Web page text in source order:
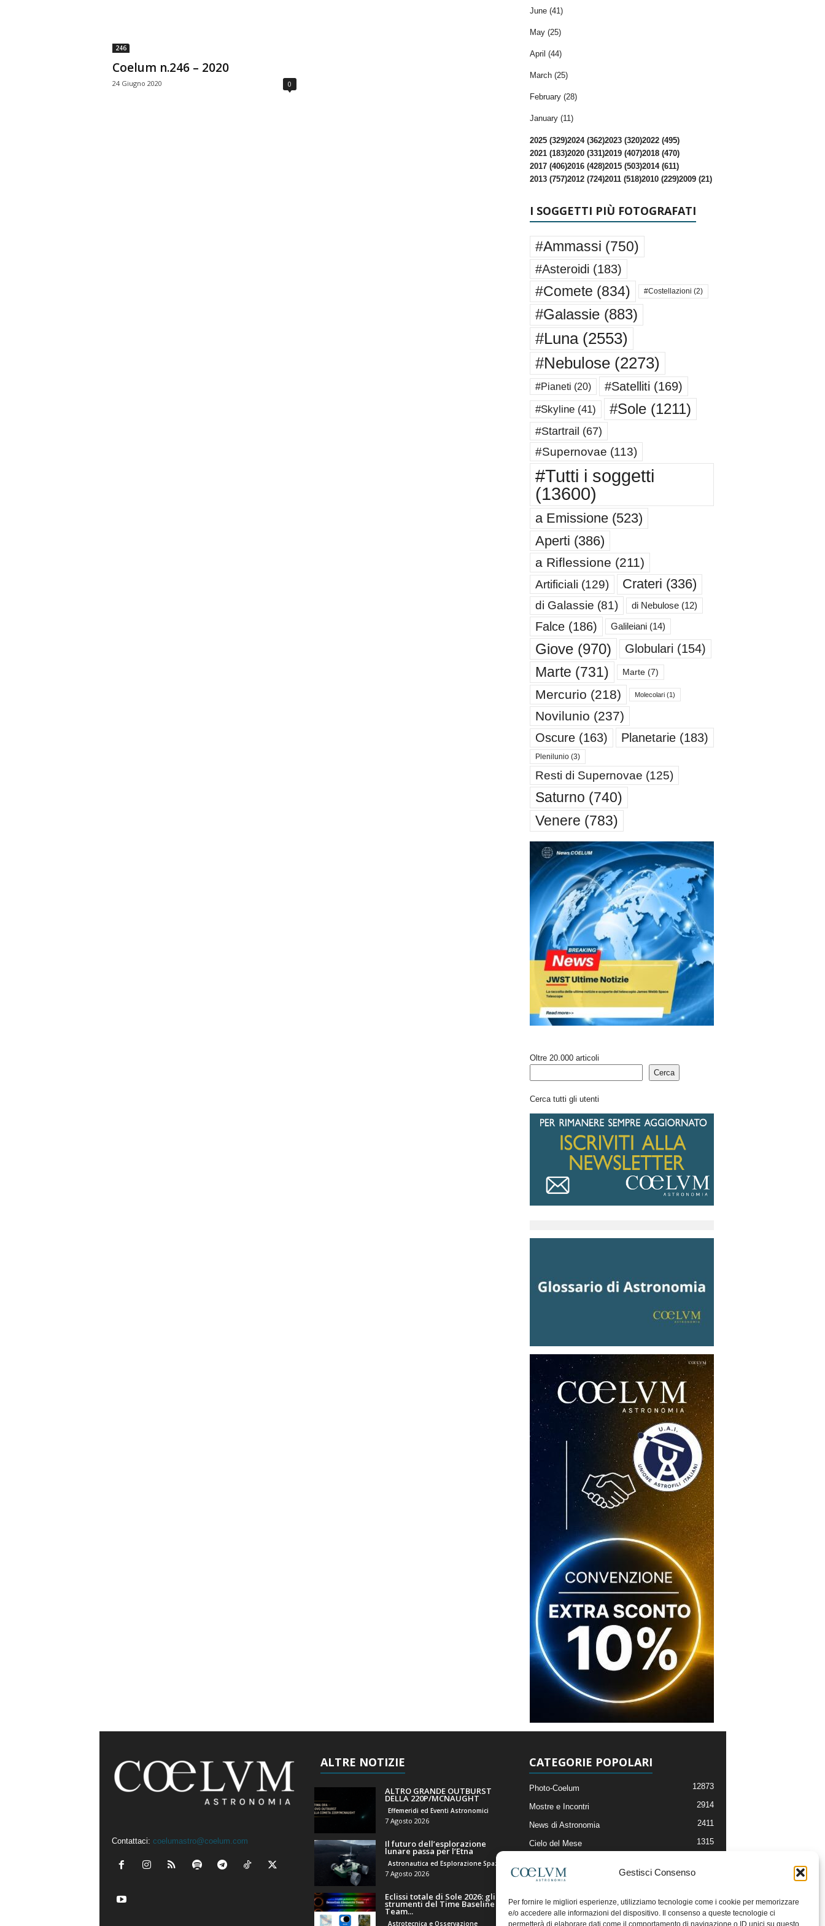
Gestisci Consenso
Per fornire le migliori esperienze, utilizziamo tecnologie come i cookie per memorizzare
e/o accedere alle informazioni del dispositivo. Il consenso a queste tecnologie ci
permetterà di elaborare dati come il comportamento di navigazione o ID unici su questo
a
246
Coelum n.246 – 2020
24 Giugno 2020 0
June (41)
May (25)
April (44)
March (25)
February (28)
January (11)
2025 (329)2024 (362)2023 (320)2022 (495)
2021 (183)2020 (331)2019 (407)2018 (470)
2017 (406)2016 (428)2015 (503)2014 (611)
2013 (757)2012 (724)2011 (518)2010 (229)2009 (21)
I SOGGETTI PIÙ FOTOGRAFATI
#Ammassi (750)
#Asteroidi (183)
#Comete (834) #Costellazioni (2)
#Galassie(883)
#Luna(2553)
#Nebulose(2273)
#Pianeti (20) #Satelliti (169)
#Skyline(41) #Sole(1211)
#Startrail (67)
#Supernovae (113)
#Tutti i soggetti
(13600)
a Emissione(523)
Aperti (386)
a Riflessione (211)
Artificiali (129) Crateri (336)
di Galassie (81) di Nebulose(12)
Falce(186) Galileiani(14)
Giove(970) Globulari (154)
Marte (731) Marte(7)
Mercurio (218) Molecolari(1)
Novilunio (237)
Oscure(163) Planetarie(183)
Plenilunio(3)
Resti di Supernovae (125)
Saturno (740)
Venere (783)
Oltre 20.000 articoli
Cerca
Cerca tutti gli utenti
Contattaci: coelumastro@coelum.com
ALTRE NOTIZIE
ALTRO GRANDE OUTBURST
DELLA 220P/MCNAUGHT
Effemeridi ed Eventi Astronomici
7 Agosto 2026
Il futuro dell’esplorazione
lunare passa per l’Etna
7 Agosto 2026
Eclissi totale di Sole 2026: gli
strumenti del Time Baseline
Team...
Astrotecnica e Osservazione
CATEGORIE POPOLARI
Photo-Coelum 12873
Mostre e Incontri 2914
News di Astronomia 2411
Cielo del Mese 1315
Articoli e Risorse On-Line
Il Blog della Redazione